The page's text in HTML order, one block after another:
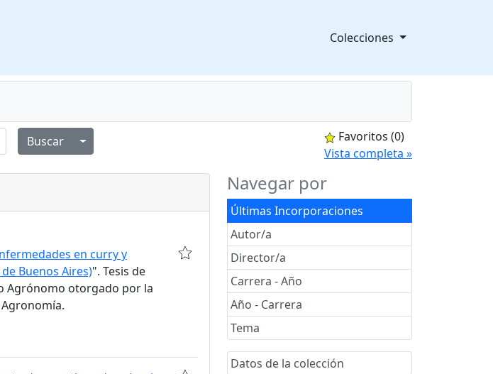
Colecciones
Alternar menú desplegable
Favoritos (0)
Vista completa »
Navegar por
Últimas Incorporaciones
Autor/a
Director/a
Carrera - Año
Año - Carrera
Tema
Datos de la colección
en curry y
Buenos Aires)". Tesis de
Agrónomo otorgado por la